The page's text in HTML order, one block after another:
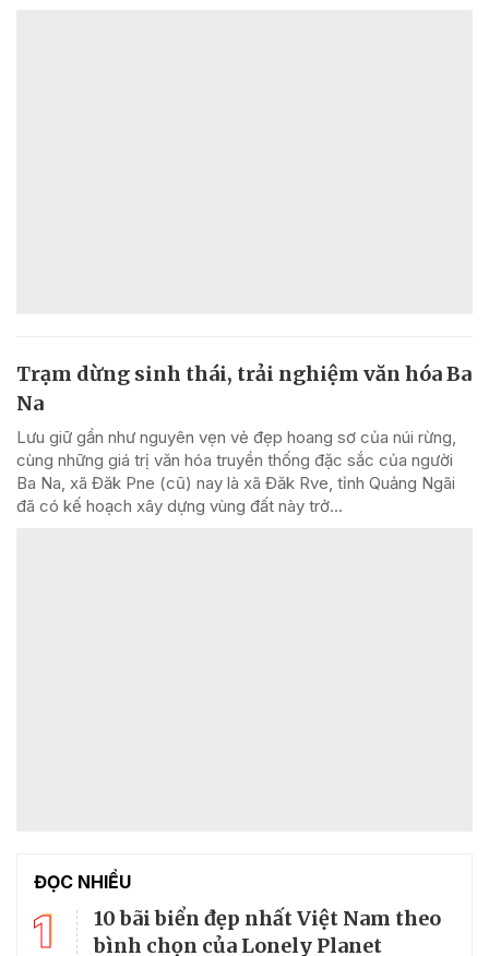
Trạm dừng sinh thái, trải nghiệm văn hóa Ba
Na
Lưu giữ gần như nguyên vẹn vẻ đẹp hoang sơ của núi rừng,
cùng những giá trị văn hóa truyền thống đặc sắc của người
Ba Na, xã Đăk Pne (cũ) nay là xã Đăk Rve, tỉnh Quảng Ngãi
đã có kế hoạch xây dựng vùng đất này trở...
ĐỌC NHIỀU
1
10 bãi biển đẹp nhất Việt Nam theo
bình chọn của Lonely Planet